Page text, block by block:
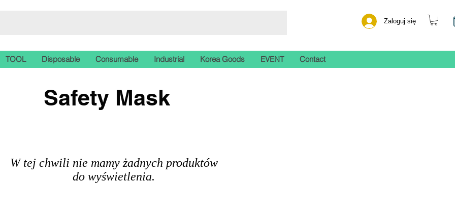
Zaloguj się
TOOL Disposable Consumable Industrial Korea Goods EVENT Contact
Safety Mask
W tej chwili nie mamy żadnych produktów
do wyświetlenia.